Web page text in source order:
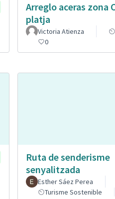
Arreglo aceras zona
platja
Victoria Atienza
0
Ruta de senderisme
senyalitzada
Esther Sáez Perea
Turisme Sostenible